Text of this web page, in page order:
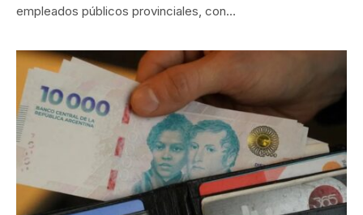
empleados públicos provinciales, con…